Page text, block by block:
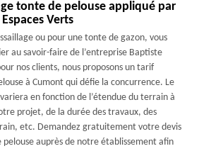
tonte de pelouse appliqué par
Verts
ou pour une tonte de gazon, vous
au savoir-faire de l’entreprise Baptiste
nos clients, nous proposons un tarif
à Cumont qui défie la concurrence. Le
en fonction de l’étendue du terrain à
projet, de la durée des travaux, des
etc. Demandez gratuitement votre devis
auprès de notre établissement afin